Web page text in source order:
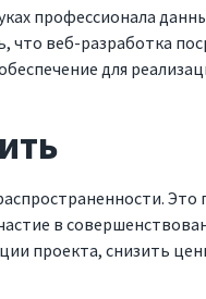
профессионала
что веб-разработка
для
Это
в
проекта, снизить